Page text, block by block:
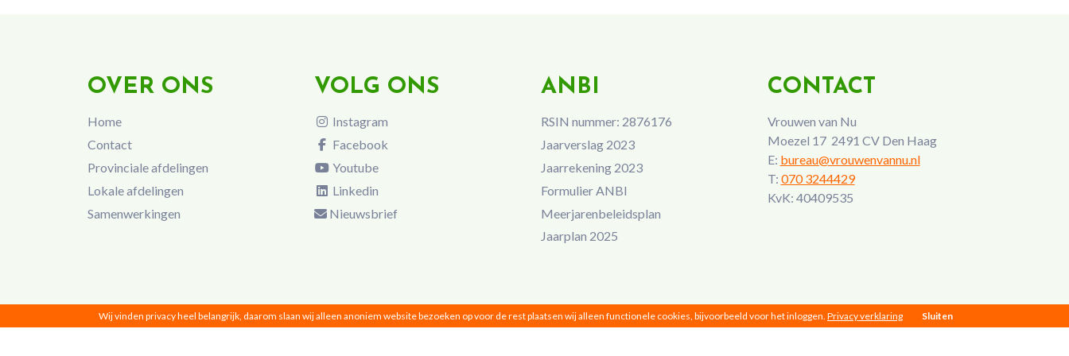
OVER ONS
Home
Contact
Provinciale afdelingen
Lokale afdelingen
Samenwerkingen
VOLG ONS
Instagram
Facebook
Youtube
Linkedin
Nieuwsbrief
ANBI
RSIN nummer: 2876176
Jaarverslag 2023
Jaarrekening 2023
Formulier ANBI
Meerjarenbeleidsplan
Jaarplan 2025
CONTACT
Vrouwen van Nu
Moezel 17 2491 CV Den Haag
E: bureau@vrouwenvannu.nl
T: 070 3244429
KvK: 40409535
Wij vinden privacy heel belangrijk, daarom slaan wij alleen anoniem website bezoeken op voor de rest plaatsen wij alleen functionele cookies, bijvoorbeeld voor het inloggen. Privacy verklaring Sluiten